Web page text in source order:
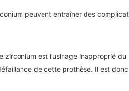
peuvent entraîner des
est l’usinage inapproprié
de cette prothèse. Il est donc